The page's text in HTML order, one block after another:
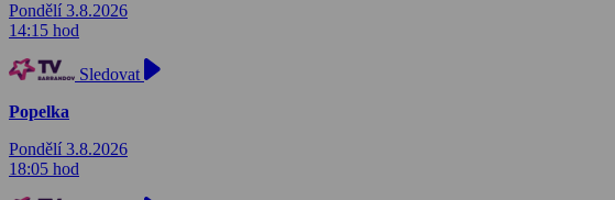
Pondělí 3.8.2026
14:15 hod
Sledovat
Popelka
Pondělí 3.8.2026
18:05 hod